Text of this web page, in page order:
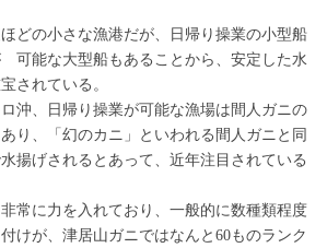
どの小さな漁港だが、日帰り操業の小型船
可能な大型船もあることから、安定した水
されている。
沖、日帰り操業が可能な漁場は間人ガニの
り、「幻のカニ」といわれる間人ガニと同
揚げされるとあって、近年注目されている
常に力を入れており、一般的に数種類程度
けが、津居山ガニではなんと60ものランク